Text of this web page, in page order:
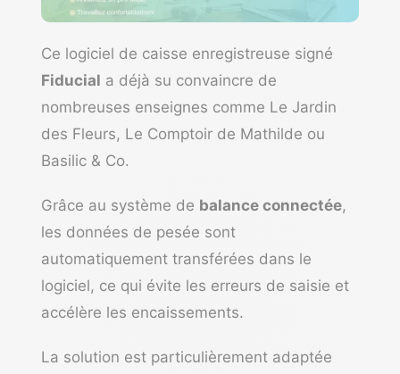
Ce logiciel de caisse enregistreuse signé
Fiducial a déjà su convaincre de
nombreuses enseignes comme Le Jardin
des Fleurs, Le Comptoir de Mathilde ou
Basilic & Co.
Grâce au système de balance connectée,
les données de pesée sont
automatiquement transférées dans le
logiciel, ce qui évite les erreurs de saisie et
accélère les encaissements.
La solution est particulièrement adaptée